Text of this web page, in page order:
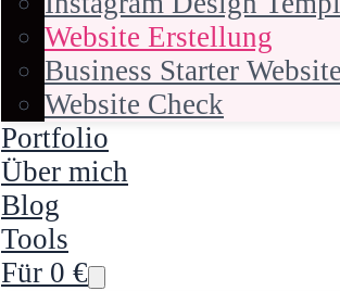
Website Erstellung
Business Starter Website
Website Check
Portfolio
Über mich
Blog
Tools
Für 0 €